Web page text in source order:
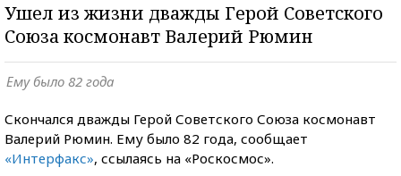
Ушел из жизни дважды Герой Советского
Союза космонавт Валерий Рюмин
Ему было 82 года
Скончался дважды Герой Советского Союза космонавт
Валерий Рюмин. Ему было 82 года, сообщает
«Интерфакс», ссылаясь на «Роскосмос».